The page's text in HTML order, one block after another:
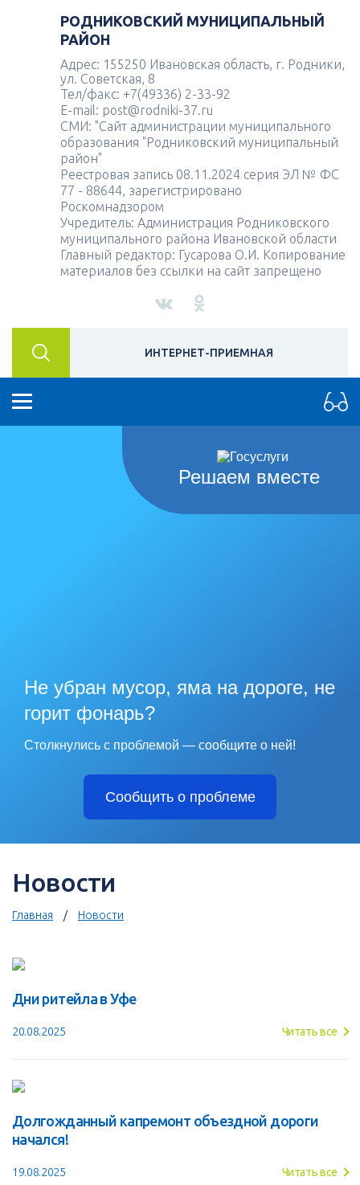
РОДНИКОВСКИЙ МУНИЦИПАЛЬНЫЙ
РАЙОН
Адрес: 155250 Ивановская область, г. Родники,
ул. Советская, 8
Тел/факс: +7(49336) 2-33-92
E-mail: post@rodniki-37.ru
СМИ: "Сайт администрации муниципального
образования "Родниковский муниципальный
район"
Реестровая запись 08.11.2024 серия ЭЛ № ФС
77 - 88644, зарегистрировано
Роскомнадзором
Учредитель: Администрация Родниковского
муниципального района Ивановской области
Главный редактор: Гусарова О.И. Копирование
материалов без ссылки на сайт запрещено
ИНТЕРНЕТ-ПРИЕМНАЯ
Решаем вместе
Не убран мусор, яма на дороге, не
горит фонарь?
Столкнулись с проблемой — сообщите о ней!
Сообщить о проблеме
Новости
Главная Новости
Дни ритейла в Уфе
20.08.2025 Читать все
Долгожданный капремонт объездной дороги
начался!
19.08.2025 Читать все